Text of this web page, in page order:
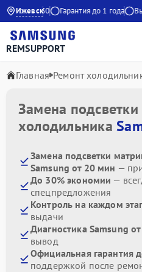
Ижевск
до 20:30 Гарантия до 1 года
REMSUPPORT
Главная Ремонт
Замена
холодильника
Замена подсветки
Samsung от 20 мин —
До 30% экономии —
спецпредложения
Контроль на каждом
выдачи
Диагностика Samsung
вывод
Официальная гарантия
поддержкой после